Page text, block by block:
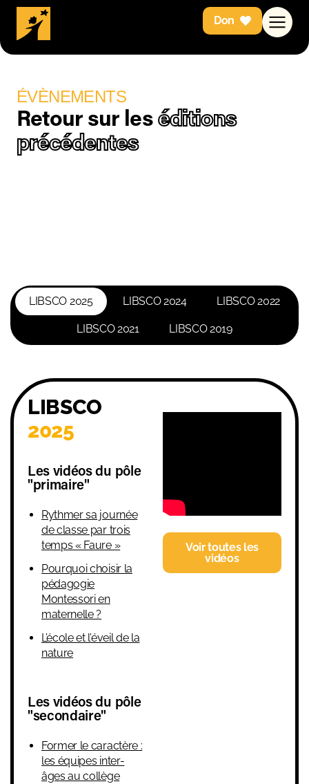
Don
ÉVÈNEMENTS
Retour sur leséditions
précédentes
LIBSCO 2025 LIBSCO 2024 LIBSCO 2022
LIBSCO 2021 LIBSCO 2019
LIBSCO
2025
Les vidéos du pôle
"primaire"
Rythmer sa journée
de classe par trois
temps « Faure »
Pourquoi choisir la
pédagogie
Montessori en
maternelle ?
L’école et l’éveil de la
nature
Les vidéos du pôle
"secondaire"
Former le caractère :
les équipes inter-
âges au collège
Voir toutes les
vidéos